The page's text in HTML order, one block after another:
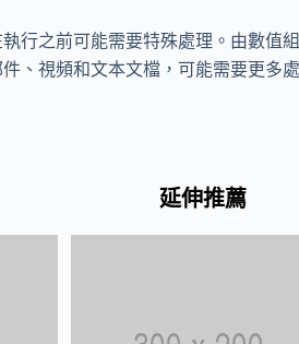
行之前可能需要特殊處理。由數值
、視頻和文本文檔，可能需要更多
延伸推薦